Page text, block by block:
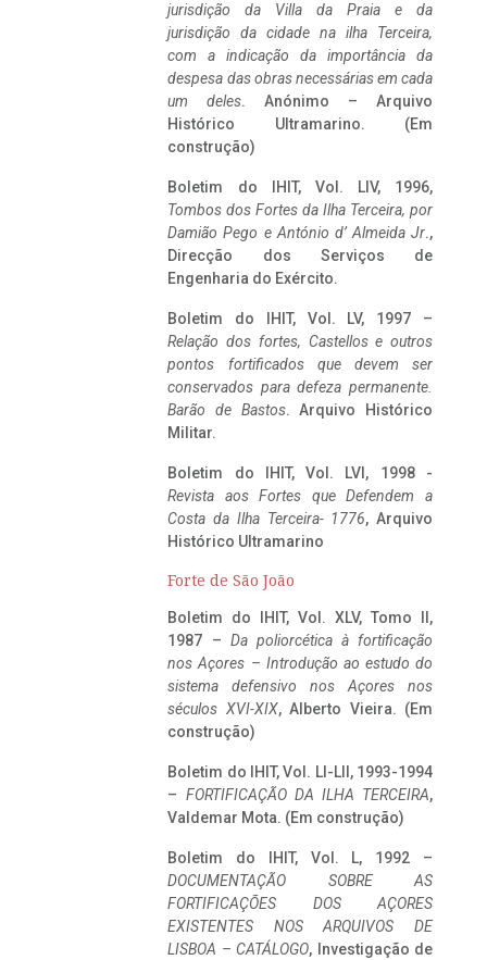
jurisdição da Villa da Praia e da
jurisdição da cidade na ilha Terceira,
com a indicação da importância da
despesa das obras necessárias em cada
um deles. Anónimo – Arquivo
Histórico Ultramarino. (Em
construção)
Boletim do IHIT, Vol. LIV, 1996,
Tombos dos Fortes da Ilha Terceira, por
Damião Pego e António d’ Almeida Jr.,
Direcção dos Serviços de
Engenharia do Exército.
Boletim do IHIT, Vol. LV, 1997 –
Relação dos fortes, Castellos e outros
pontos fortificados que devem ser
conservados para defeza permanente.
Barão de Bastos. Arquivo Histórico
Militar.
Boletim do IHIT, Vol. LVI, 1998 -
Revista aos Fortes que Defendem a
Costa da Ilha Terceira- 1776, Arquivo
Histórico Ultramarino
Forte de São João
Boletim do IHIT, Vol. XLV, Tomo II,
1987 – Da poliorcética à fortificação
nos Açores – Introdução ao estudo do
sistema defensivo nos Açores nos
séculos XVI-XIX, Alberto Vieira. (Em
construção)
Boletim do IHIT, Vol. LI-LII, 1993-1994
– FORTIFICAÇÃO DA ILHA TERCEIRA,
Valdemar Mota. (Em construção)
Boletim do IHIT, Vol. L, 1992 –
DOCUMENTAÇÃO SOBRE AS
FORTIFICAÇÕES DOS AÇORES
EXISTENTES NOS ARQUIVOS DE
LISBOA – CATÁLOGO, Investigação de